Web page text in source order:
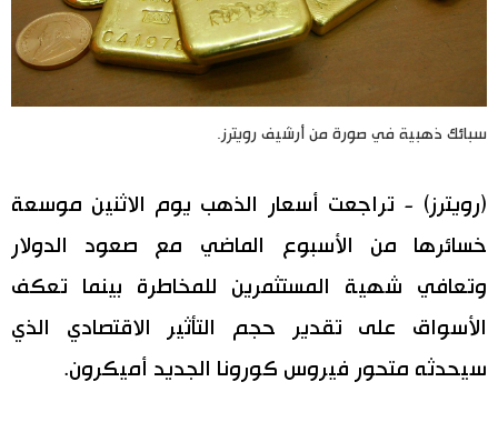
تجارب وآراء
سياسة
اقتصاد
موسوعة اليابان
هو وهي
المطبخ الياباني
سبائك ذهبية في صورة من أرشيف رويترز.
(رويترز) - تراجعت أسعار الذهب يوم الاثنين موسعة
خسائرها من الأسبوع الماضي مع صعود الدولار
وتعافي شهية المستثمرين للمخاطرة بينما تعكف
الأسواق على تقدير حجم التأثير الاقتصادي الذي
سيحدثه متحور فيروس كورونا الجديد أميكرون.